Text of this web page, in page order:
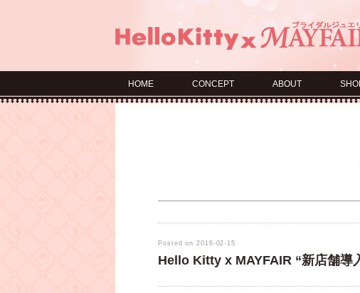
HOME CONCEPT ABOUT
Posted on 2016-02-15
Hello Kitty x MAYFAIR “新店舗導